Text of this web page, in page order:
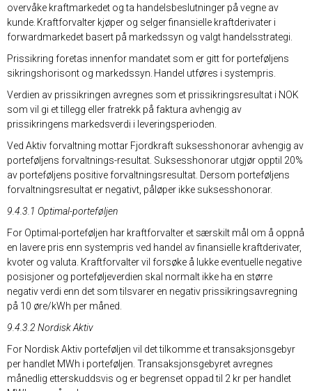
overvåke kraftmarkedet og ta handelsbeslutninger på vegne av
kunde. Kraftforvalter kjøper og selger finansielle kraftderivater i
forwardmarkedet basert på markedssyn og valgt handelsstrategi.
Prissikring foretas innenfor mandatet som er gitt for porteføljens
sikringshorisont og markedssyn. Handel utføres i systempris.
Verdien av prissikringen avregnes som et prissikringsresultat i NOK
som vil gi et tillegg eller fratrekk på faktura avhengig av
prissikringens markedsverdi i leveringsperioden.
Ved Aktiv forvaltning mottar Fjordkraft suksesshonorar avhengig av
porteføljens forvaltnings-resultat. Suksesshonorar utgjør opptil 20%
av porteføljens positive forvaltningsresultat. Dersom porteføljens
forvaltningsresultat er negativt, påløper ikke suksesshonorar.
9.4.3.1 Optimal-porteføljen
For Optimal-porteføljen har kraftforvalter et særskilt mål om å oppnå
en lavere pris enn systempris ved handel av finansielle kraftderivater,
kvoter og valuta. Kraftforvalter vil forsøke å lukke eventuelle negative
posisjoner og porteføljeverdien skal normalt ikke ha en større
negativ verdi enn det som tilsvarer en negativ prissikringsavregning
på 10 øre/kWh per måned.
9.4.3.2 Nordisk Aktiv
For Nordisk Aktiv porteføljen vil det tilkomme et transaksjonsgebyr
per handlet MWh i porteføljen. Transaksjonsgebyret avregnes
månedlig etterskuddsvis og er begrenset oppad til 2 kr per handlet